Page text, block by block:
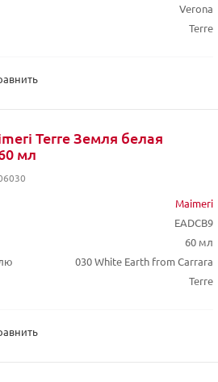
Verona
Terre
Terre Земля белая
мл
Maimeri
EADCB9
60 мл
030 White Earth from Carrara
Terre